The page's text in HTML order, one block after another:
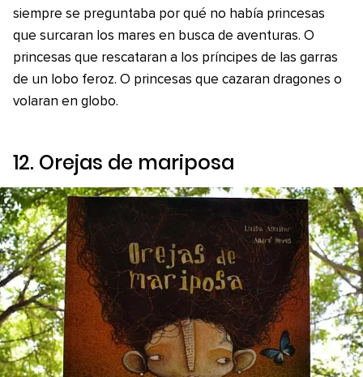
siempre se preguntaba por qué no había princesas
que surcaran los mares en busca de aventuras. O
princesas que rescataran a los príncipes de las garras
de un lobo feroz. O princesas que cazaran dragones o
volaran en globo.
12. Orejas de mariposa